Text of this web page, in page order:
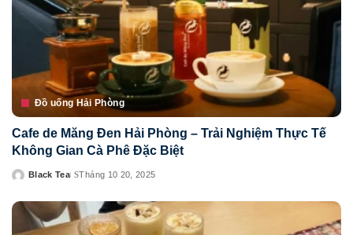
Đồ uống Hải Phòng
Cafe de Măng Đen Hải Phòng – Trải Nghiệm Thực Tế
Không Gian Cà Phê Đặc Biệt
Posted
Black Tea Tháng 10 20, 2025